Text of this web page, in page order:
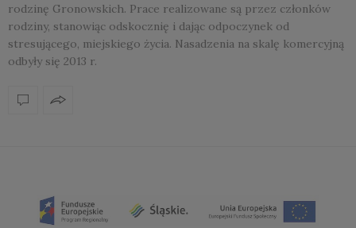
rodzinę Gronowskich. Prace realizowane są przez członków
rodziny, stanowiąc odskocznię i dając odpoczynek od
stresującego, miejskiego życia. Nasadzenia na skalę komercyjną
odbyły się 2013 r.